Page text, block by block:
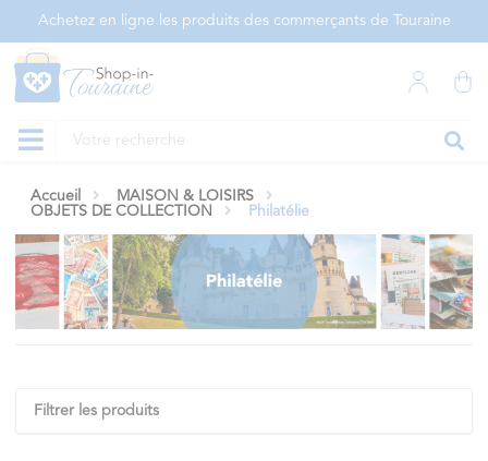
Achetez en ligne les produits des commerçants de Touraine
Accueil
MAISON & LOISIRS
OBJETS DE COLLECTION
Philatélie
Filtrer les produits
Panneau de gestion des cookies